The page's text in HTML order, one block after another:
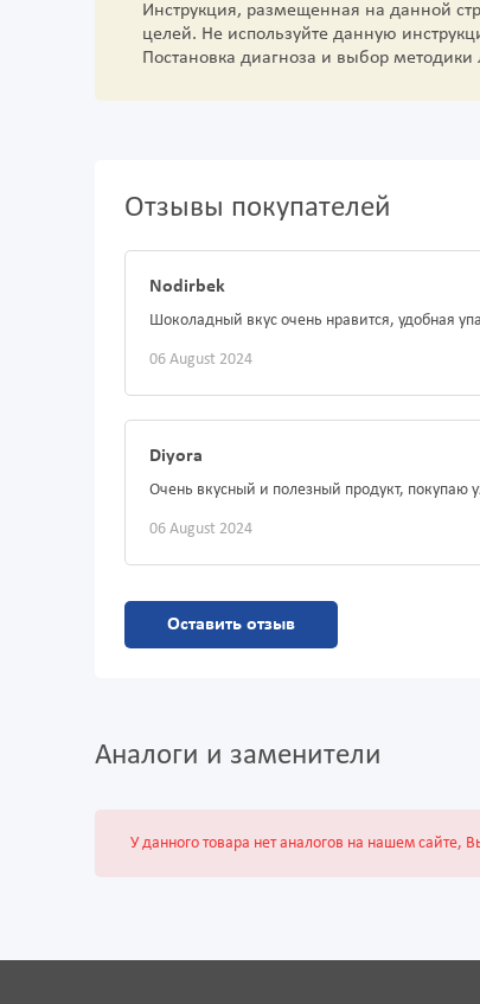
Инструкция, размещенная на данной
целей. Не используйте данную
Постановка диагноза и выбор
Отзывы покупателей
Nodirbek
Шоколадный вкус очень нравится, удобная
06 August 2024
Diyora
Очень вкусный и полезный продукт, покупаю
06 August 2024
Оставить отзыв
Аналоги и заменители
У данного товара нет аналогов на нашем сайте,